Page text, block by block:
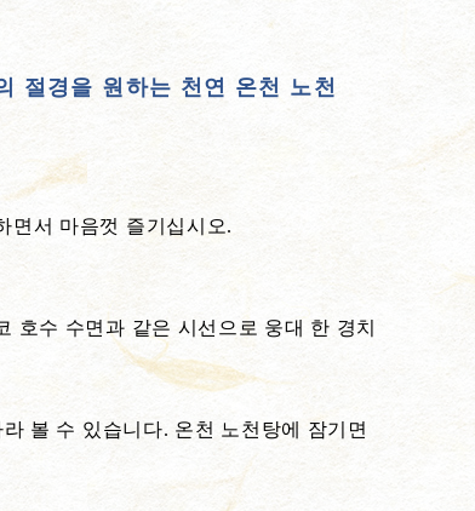
절경을 원하는 천연 온천 노천
면서 마음껏 즐기십시오.
호수 수면과 같은 시선으로 웅대 한 경치
볼 수 있습니다. 온천 노천탕에 잠기면